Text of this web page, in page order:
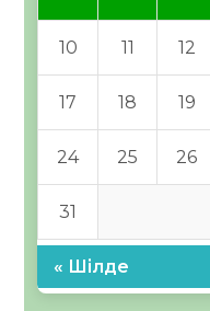
10 11 12
17 18 19
24 25 26
31
« Шілде